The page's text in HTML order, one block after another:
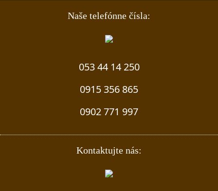
Naše telefónne čísla:
053 44 14 250
0915 356 865
0902 771 997
Kontaktujte nás: